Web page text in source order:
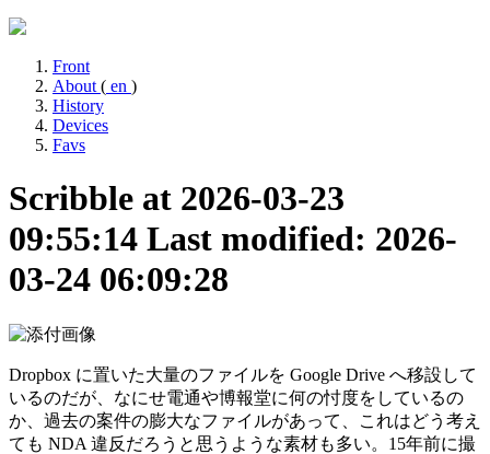
Front
About ( en )
History
Devices
Favs
Scribble at 2026-03-23
09:55:14 Last modified: 2026-
03-24 06:09:28
Dropbox に置いた大量のファイルを Google Drive へ移設して
いるのだが、なにせ電通や博報堂に何の忖度をしているの
か、過去の案件の膨大なファイルがあって、これはどう考え
ても NDA 違反だろうと思うような素材も多い。15年前に撮